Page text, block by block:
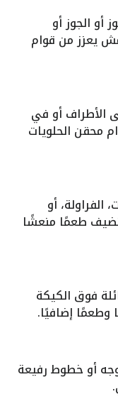
أو الجوز أو
يعزز من قوام
الأطراف أو في
محقن الحلويات
أو
تضيف طعمًا منعشًا
فوق الكيكة
وطعمًا إضافيًا.
أو خطوط رفيعة